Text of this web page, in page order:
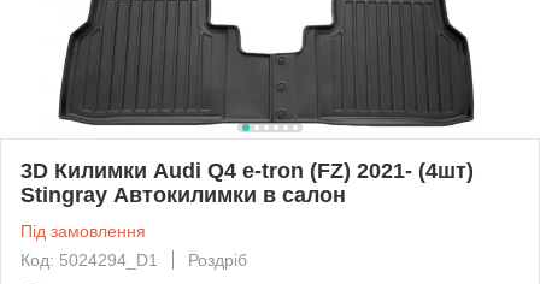
3D Килимки Audi Q4 e-tron (FZ) 2021- (4шт)
Stingray Автокилимки в салон
Під замовлення
Код: 5024294_D1
Роздріб